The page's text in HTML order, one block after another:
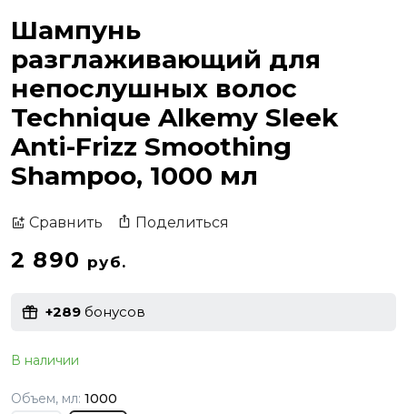
Шампунь
разглаживающий для
непослушных волос
Technique Alkemy Sleek
Anti-Frizz Smoothing
Shampoo, 1000 мл
Сравнить Поделиться
2 890 руб.
+289 бонусов
В наличии
Объем, мл: 1000